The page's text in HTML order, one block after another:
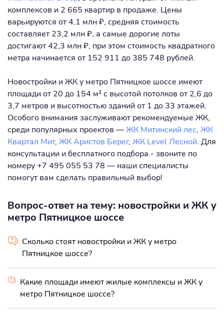
комплексов и 2 665 квартир в продаже. Цены
варьируются от 4,1 млн ₽, средняя стоимость
составляет 23,2 млн ₽, а самые дорогие лоты
достигают 42,3 млн ₽, при этом стоимость квадратного
метра начинается от 152 911 до 385 748 рублей.
Новостройки и ЖК у метро Пятницкое шоссе имеют
площади от 20 до 154 м² с высотой потолков от 2,6 до
3,7 метров и высотностью зданий от 1 до 33 этажей.
Особого внимания заслуживают рекомендуемые ЖК,
среди популярных проектов —ЖК Митинский лес, ЖК
Квартал Мит, ЖК Аристов Берег, ЖК Level Лесной. Для
консультации и бесплатного подбора - звоните по
номеру +7 495 055 53 78 — наши специалисты
помогут вам сделать правильный выбор!
Вопрос-ответ на тему: новостройки и ЖК у
метро Пятницкое шоссе
Сколько стоят новостройки и ЖК у метро
Пятницкое шоссе?
Какие площади имеют жилые комплексы и ЖК у
метро Пятницкое шоссе?